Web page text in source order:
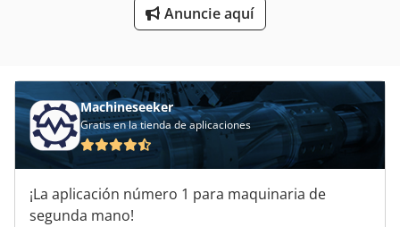
Fresadora Modelo
Mesa De La Máquina De Fresado
Anuncie aquí
Machineseeker
Gratis en la tienda de aplicaciones
¡La aplicación número 1 para maquinaria de
segunda mano!